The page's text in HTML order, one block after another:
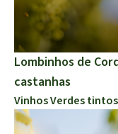
Lombinhos de
castanhas
Vinhos Verdes tintos